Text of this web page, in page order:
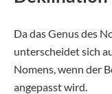
Da das Genus des
unterscheidet sich
Nomens, wenn der
angepasst wird.